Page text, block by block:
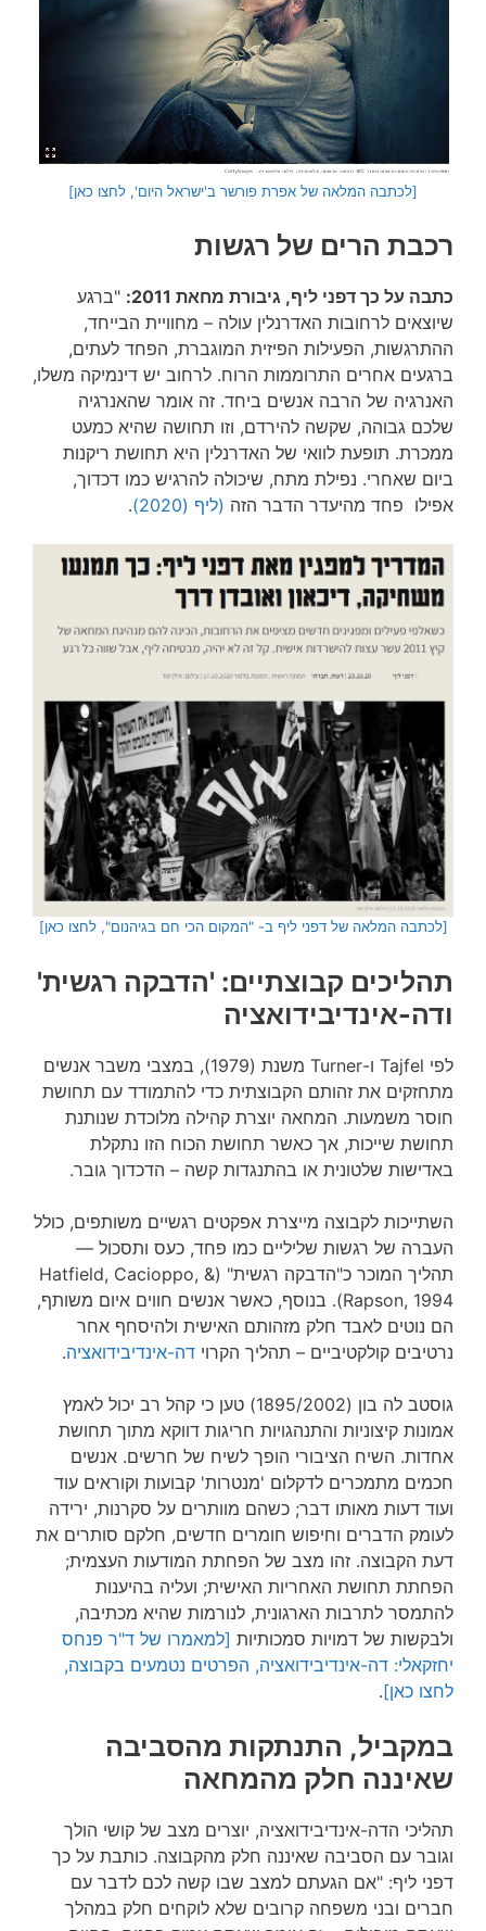
[לכתבה המלאה של אפרת פורשר ב'ישראל היום', לחצו כאן]
רכבת הרים של רגשות
כתבה על כך דפני ליף, גיבורת מחאת 2011:
"ברגע
שיוצאים לרחובות האדרנלין עולה – מחוויית הבייחד,
ההתרגשות, הפעילות הפיזית המוגברת, הפחד לעתים,
ברגעים אחרים התרוממות הרוח. לרחוב יש דינמיקה משלו,
האנרגיה של הרבה אנשים ביחד. זה אומר שהאנרגיה
שלכם גבוהה, שקשה להירדם, וזו תחושה שהיא כמעט
ממכרת. תופעת לוואי של האדרנלין היא תחושת ריקנות
ביום שאחרי. נפילת מתח, שיכולה להרגיש כמו דכדוך,
אפילו פחד מהיעדר הדבר הזה (ליף (2020) .
[לכתבה המלאה של דפני ליף ב- "המקום הכי חם בגיהנום", לחצו כאן]
תהליכים קבוצתיים: 'הדבקה רגשית'
ודה-אינדיבידואציה
לפי Tajfel ו-Turner משנת (1979), במצבי משבר אנשים
מתחזקים את זהותם הקבוצתית כדי להתמודד עם תחושת
חוסר משמעות. המחאה יוצרת קהילה מלוכדת שנותנת
תחושת שייכות, אך כאשר תחושת הכוח הזו נתקלת
באדישות שלטונית או בהתנגדות קשה – הדכדוך גובר.
השתייכות לקבוצה מייצרת אפקטים רגשיים משותפים, כולל
העברה של רגשות שליליים כמו פחד, כעס ותסכול —
תהליך המוכר כ"הדבקה רגשית" (Hatfield, Cacioppo, &
Rapson, 1994). בנוסף, כאשר אנשים חווים איום משותף,
הם נוטים לאבד חלק מזהותם האישית ולהיסחף אחר
נרטיבים קולקטיביים – תהליך הקרוי דה-אינדיבידואציה.
גוסטב לה בון (1895/2002) טען כי קהל רב יכול לאמץ
אמונות קיצוניות והתנהגויות חריגות דווקא מתוך תחושת
אחדות. השיח הציבורי הופך לשיח של חרשים. אנשים
חכמים מתמכרים לדקלום 'מנטרות' קבועות וקוראים עוד
ועוד דעות מאותו דבר; כשהם מוותרים על סקרנות, ירידה
לעומק הדברים וחיפוש חומרים חדשים, חלקם סותרים את
דעת הקבוצה. זהו מצב של הפחתת המודעות העצמית;
הפחתת תחושת האחריות האישית; ועליה בהיענות
להתמסר לתרבות הארגונית, לנורמות שהיא מכתיבה,
ולבקשות של דמויות סמכותיות [למאמרו של ד"ר פנחס
יחזקאלי: דה-אינדיבידואציה, הפרטים נטמעים בקבוצה,
לחצו כאן].
במקביל, התנתקות מהסביבה
שאיננה חלק מהמחאה
תהליכי הדה-אינדיבידואציה, יוצרים מצב של קושי הולך
וגובר עם הסביבה שאיננה חלק מהקבוצה. כותבת על כך
דפני ליף: "אם הגעתם למצב שבו קשה לכם לדבר עם
חברים ובני משפחה קרובים שלא לוקחים חלק במהלך